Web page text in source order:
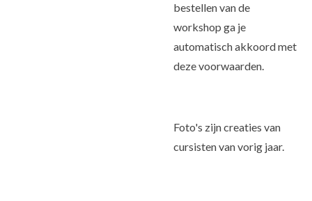
bestellen van de
workshop ga je
automatisch akkoord met
deze voorwaarden.
Foto's zijn creaties van
cursisten van vorig jaar.